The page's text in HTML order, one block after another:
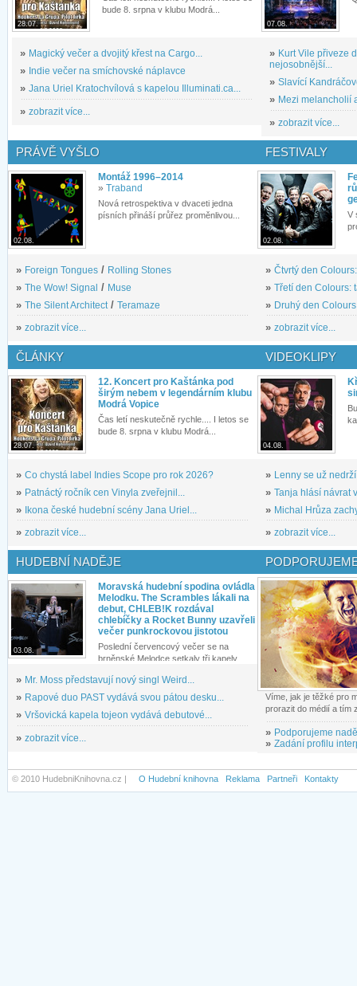
28.07.
bude 8. srpna v klubu Modrá...
» Magický večer a dvojitý křest na Cargo...
» Indie večer na smíchovské náplavce
» Jana Uriel Kratochvílová s kapelou Illuminati.ca...
» zobrazit více...
07.08.
» Kurt Vile přiveze
nejosobnější...
» Slavící
» Mezi melancholií
» zobrazit více...
PRÁVĚ VYŠLO
02.08.
Montáž 1996–2014
» Traband
Nová retrospektiva v dvaceti jedna
písních přináší průřez proměnlivou...
» Foreign Tongues / Rolling Stones
» The Wow! Signal / Muse
» The Silent Architect / Teramaze
» zobrazit více...
FESTIVALY
02.08.
V
» Čtvrtý den
» Třetí den Colours:
» Druhý den
» zobrazit více...
ČLÁNKY
28.07.
12. Koncert pro Kaštánka pod
širým nebem v legendárním klubu
Modrá Vopice
Čas letí neskutečně rychle.... I letos se
bude 8. srpna v klubu Modrá...
» Co chystá label Indies Scope pro rok 2026?
» Patnáctý ročník cen Vinyla zveřejnil...
»
Ikona české hudební scény Jana Uriel...
» zobrazit více...
VIDEOKLIPY
04.08.
» Lenny se už
» Tanja hlásí návrat
» Michal Hrůza
» zobrazit více...
HUDEBNÍ NADĚJE
03.08.
Moravská hudební spodina ovládla
Melodku. The Scrambles lákali na
debut, CHLEB!K rozdával
chlebíčky a Rocket Bunny uzavřeli
večer punkrockovou jistotou
Poslední červencový večer se na
brněnské Melodce setkaly tři kapely...
» Mr. Moss představují nový singl Weird...
» Rapové duo PAST vydává svou pátou desku...
» Vršovická kapela tojeon vydává debutové...
» zobrazit více...
Víme, jak je těžké pro
prorazit do médií a tím
» Podporujeme
» Zadání profilu
© 2010 HudebniKnihovna.cz | O Hudební knihovna Reklama Partneři Kontakty